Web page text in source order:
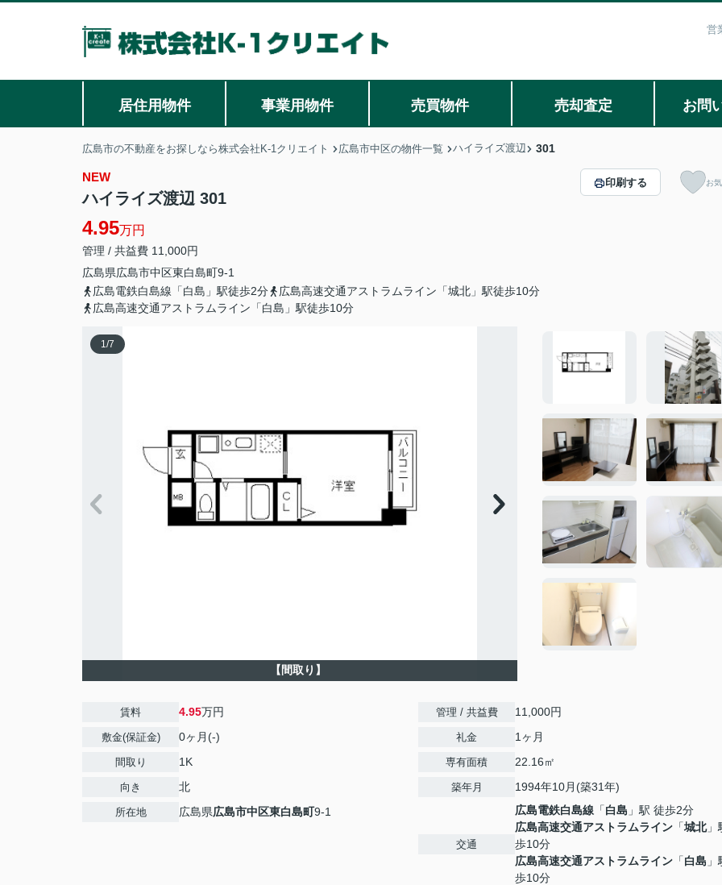
営
居住用物件 事業用物件 売買物件 売却査定 お問
広島市の不動産をお探しなら株式会社K-1クリエイト 広島市中区の物件一覧 ハイライズ渡辺 301
NEW
ハイライズ渡辺 301
4.95万円
管理 / 共益費 11,000円
広島県広島市中区東白島町9-1
広島電鉄白島線「白島」駅徒歩2分
広島高速交通アストラムライン「城北」駅徒歩10分
広島高速交通アストラムライン「白島」駅徒歩10分
印刷する お
1/7
【間取り】
賃料 4.95万円
敷金(保証金) 0ヶ月(-)
間取り 1K
向き 北
所在地 広島県広島市中区東白島町9-1
管理 / 共益費 11,000円
礼金 1ヶ月
専有面積 22.16㎡
築年月 1994年10月(築31年)
交通
広島電鉄白島線 「白島 」駅 徒歩2分
広島高速交通アストラムライン 「城北」
歩10分
広島高速交通アストラムライン 「白島
歩10分